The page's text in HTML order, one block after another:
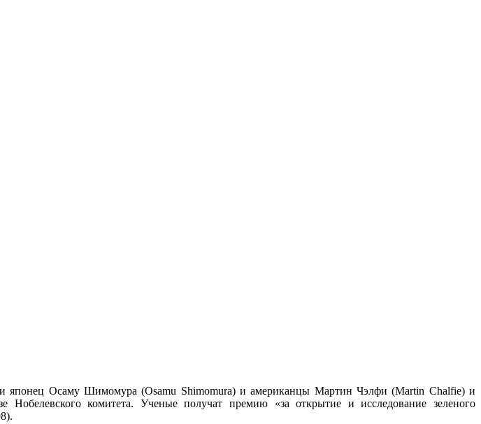
японец Осаму Шимомура (Osamu Shimomura) и американцы Мартин Чэлфи (Martin Chalfie) и
Нобелевского комитета. Ученые получат премию «за открытие и исследование зеленого